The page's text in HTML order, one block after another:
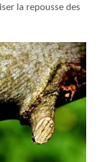
la repousse des